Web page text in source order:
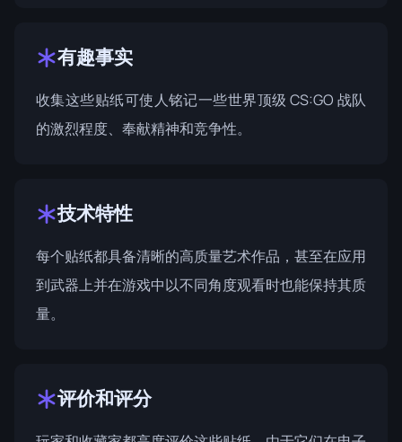
有趣事实
收集这些贴纸可使人铭记一些世界顶级 CS:GO 战队
的激烈程度、奉献精神和竞争性。
技术特性
每个贴纸都具备清晰的高质量艺术作品，甚至在应用
到武器上并在游戏中以不同角度观看时也能保持其质
量。
评价和评分